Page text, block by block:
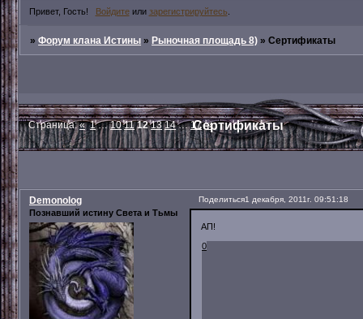
Привет, Гость! Войдитеили зарегистрируйтесь
»Форум клана Истины »Рыночная площадь 8) »Сертификаты
Сертификаты
Страница:« 1 … 10 11 12 13 14 … 17 »
Поделиться1 декабря, 2011г. 09:51:18
Demonolog
Познавший истину Света и Тьмы
АП!
0